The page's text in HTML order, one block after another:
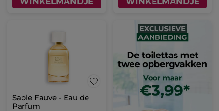
Sable Fauve - Eau de
Parfum